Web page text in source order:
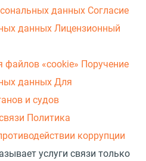
данных Согласие
данных Лицензионный
файлов «cookie» Поручение
данных Для
и судов
Политика
коррупции
услуги связи только